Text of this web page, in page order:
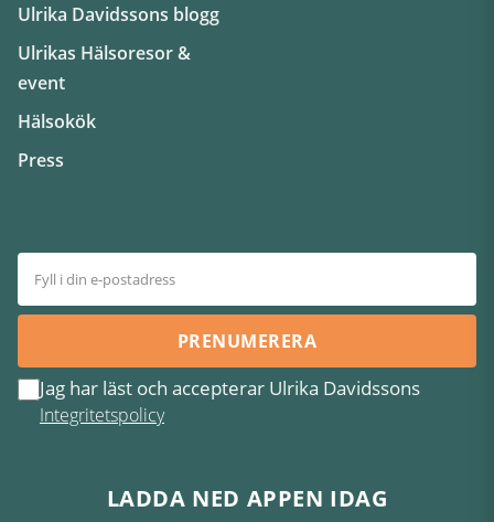
Ulrika Davidssons blogg
Ulrikas Hälsoresor &
event
Hälsokök
Press
PRENUMERERA
Jag har läst och accepterar Ulrika Davidssons
Integritetspolicy
LADDA NED APPEN IDAG